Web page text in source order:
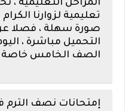
المراحل التعليمية ،
تعليمية لزوارنا
صورة سهلة ، فصلا
التحميل مباشرة ،
الصف الخامس خاصة
إمتحانات نصف